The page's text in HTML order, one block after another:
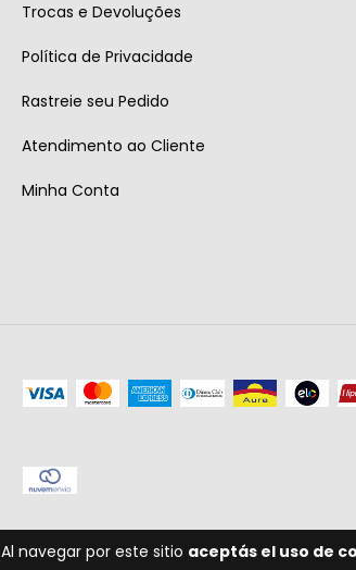
Al navegar por este sitio aceptás el uso de
Trocas e Devoluções
Política de Privacidade
Rastreie seu Pedido
Atendimento ao Cliente
Minha Conta